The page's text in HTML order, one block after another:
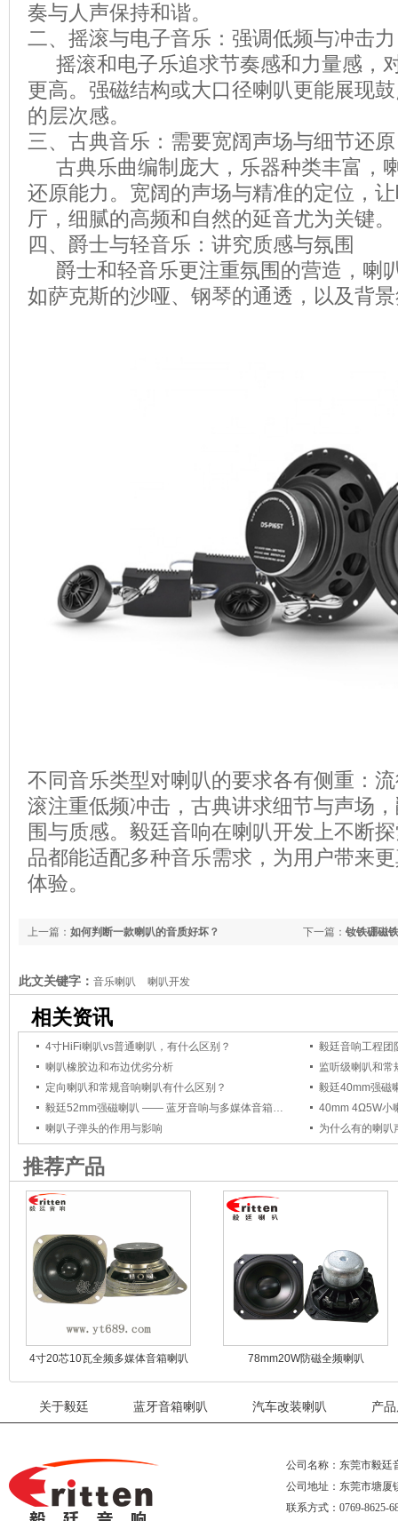
奏与人声保持和谐。
二、摇滚与电子音乐：强调低频与冲击力
摇滚和电子乐追求节奏感和力量感，
更高。强磁结构或大口径喇叭更能展现
的层次感。
三、古典音乐：需要宽阔声场与细节还原
古典乐曲编制庞大，乐器种类丰富，
还原能力。宽阔的声场与精准的定位，
厅，细腻的高频和自然的延音尤为关键。
四、爵士与轻音乐：讲究质感与氛围
爵士和轻音乐更注重氛围的营造，喇
如萨克斯的沙哑、钢琴的通透，以及背
不同音乐类型对喇叭的要求各有侧重：
滚注重低频冲击，古典讲求细节与声场
围与质感。毅廷音响在喇叭开发上不断
品都能适配多种音乐需求，为用户带来
体验。
下一篇： 钕铁硼磁
上一篇： 如何判断一款喇叭的音质好坏？
此文关键字： 音乐喇叭 喇叭开发
相关资讯
4寸HiFi喇叭vs普通喇叭，有什么区别？
喇叭橡胶边和布边优劣分析
监听级喇叭和常
定向喇叭和常规音响喇叭有什么区别？
毅廷40mm强磁
毅廷52mm强磁喇叭 —— 蓝牙音响与多媒体音箱的优质之选
40mm 4Ω5W小
喇叭子弹头的作用与影响
为什么有的喇叭
推荐产品
4寸20芯10瓦全频多媒体音箱喇叭 78mm20W防磁全频喇叭
关于毅廷 蓝牙音箱喇叭 汽车改装喇叭 产
公司名称：东莞市毅廷
公司地址：东莞市塘厦
联系方式：0769-8625-